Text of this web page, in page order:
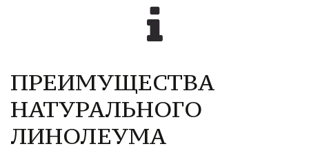
ПРЕИМУЩЕСТВА
НАТУРАЛЬНОГО
ЛИНОЛЕУМА